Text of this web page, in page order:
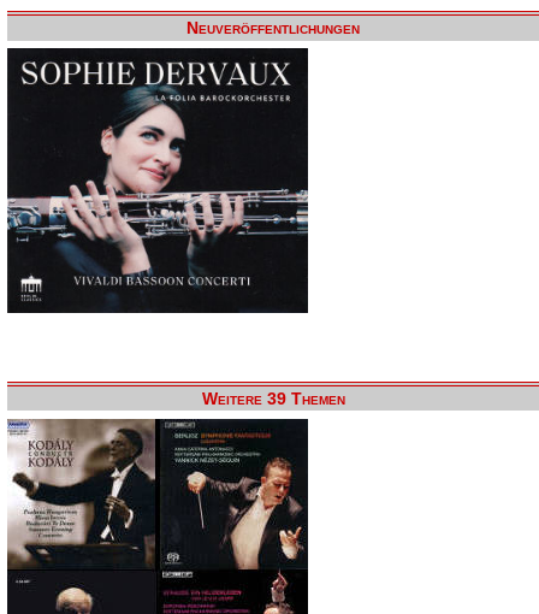
Neuveröffentlichungen
Weitere 39 Themen